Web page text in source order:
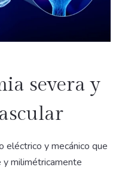
severa y
eléctrico y mecánico que
milimétricamente